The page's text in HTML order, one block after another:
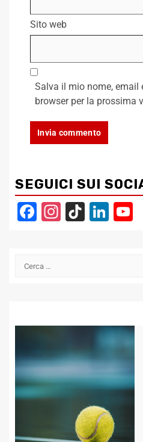
Sito web
Salva il mio nome, email
browser per la prossima
SEGUICI SUI
Facebook
Instagram
TikTok
Ricerca